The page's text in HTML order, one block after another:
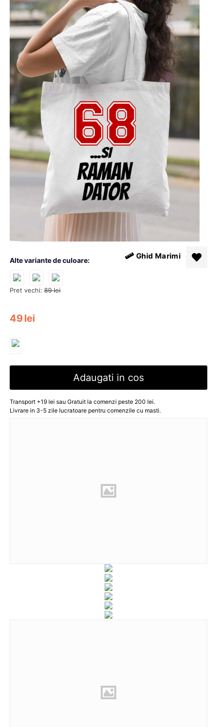
Pret vechi: 89 lei
49lei
Alte variante de culoare: Ghid Marimi
Adaugati in cos
Transport +19 lei sau Gratuit la comenzi peste 200 lei.
Livrare in 3-5 zile lucratoare pentru comenzile cu masti.